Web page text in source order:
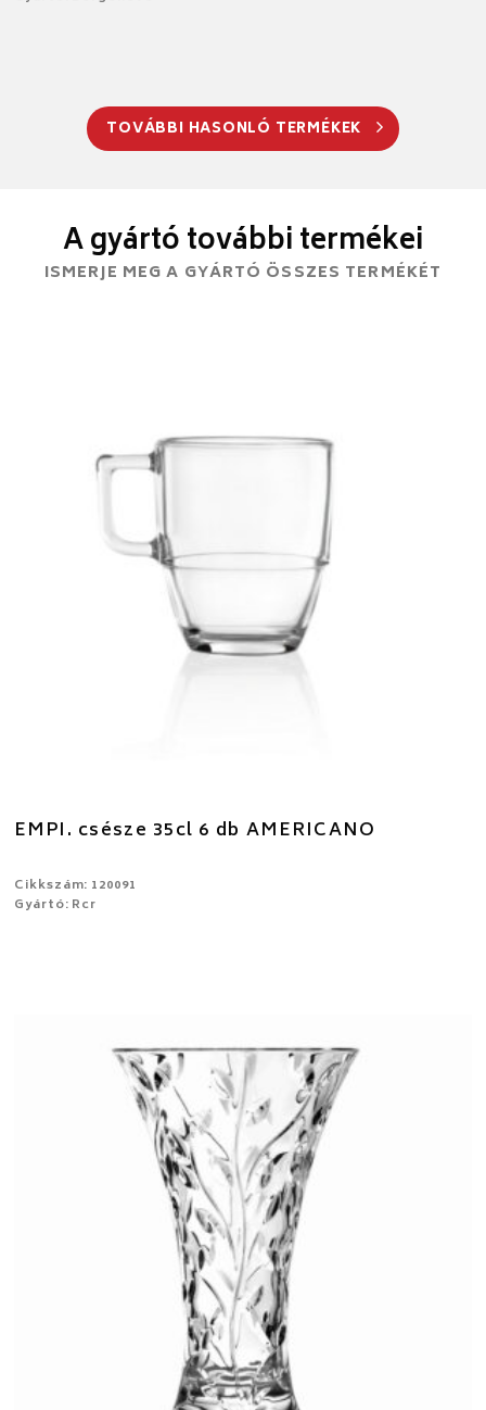
TOVÁBBI HASONLÓ TERMÉKEK
A gyártó további termékei
ISMERJE MEG A GYÁRTÓ ÖSSZES TERMÉKÉT
EMPI. csésze 35cl 6 db AMERICANO
Cikkszám: 120091
Gyártó: Rcr